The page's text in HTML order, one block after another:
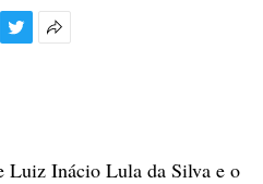
Inácio Lula da Silva e o